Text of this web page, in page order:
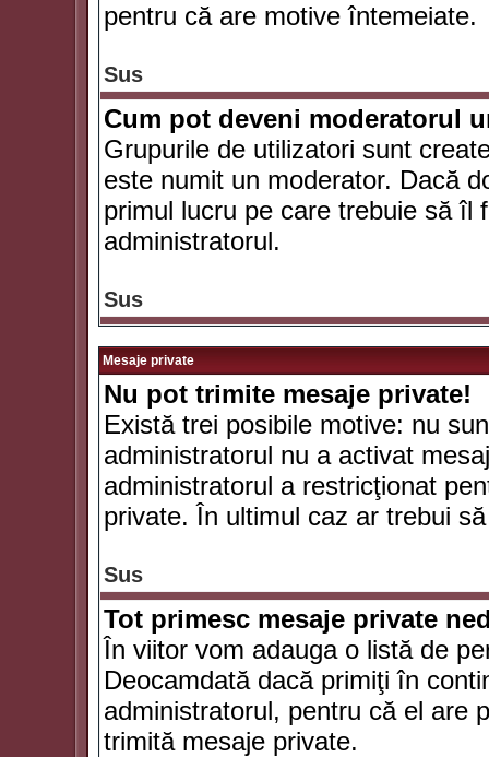
pentru că are motive întemeiate.
Sus
Cum pot deveni moderatorul
Grupurile de utilizatori sunt
este numit un moderator. Dacă
primul lucru pe care trebuie să îl
administratorul.
Sus
Mesaje private
Nu pot trimite mesaje private!
Există trei posibile motive: nu
administratorul nu a activat
administratorul a restricţionat
private. În ultimul caz ar trebui
Sus
Tot primesc mesaje private
În viitor vom adauga o listă de
Deocamdată dacă primiţi în
administratorul, pentru că el are
trimită mesaje private.